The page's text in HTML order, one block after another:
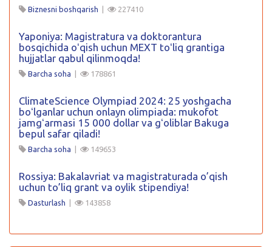
Biznesni boshqarish | 227410
Yaponiya: Magistratura va doktorantura
bosqichida oʻqish uchun MEXT toʻliq grantiga
hujjatlar qabul qilinmoqda!
Barcha soha | 178861
ClimateScience Olympiad 2024: 25 yoshgacha
boʻlganlar uchun onlayn olimpiada: mukofot
jamgʻarmasi 15 000 dollar va gʻoliblar Bakuga
bepul safar qiladi!
Barcha soha | 149653
Rossiya: Bakalavriat va magistraturada o’qish
uchun to’liq grant va oylik stipendiya!
Dasturlash | 143858